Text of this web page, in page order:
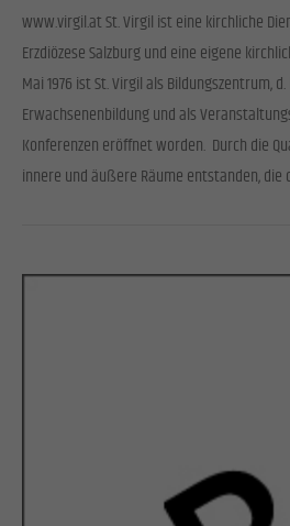
www.virgil.at St. Virgil ist eine kirchliche
Erzdiözese Salzburg und eine eigene
Mai 1976 ist St. Virgil als Bildungszentrum,
Erwachsenenbildung und als
Konferenzen eröffnet worden. Durch die
innere und äußere Räume entstanden, die